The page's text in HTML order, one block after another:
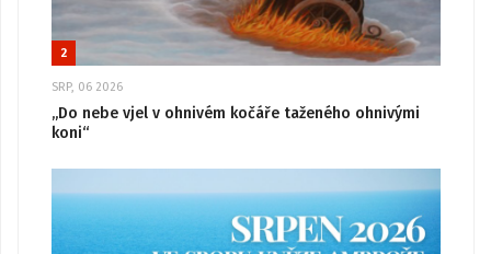
2
SRP, 06 2026
„Do nebe vjel v ohnivém kočáře taženého ohnivými
koni“